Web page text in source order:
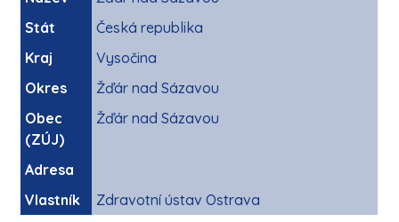
Stát
Česká republika
Kraj
Vysočina
Okres
Žďár nad Sázavou
Obec
(ZÚJ)
Žďár nad Sázavou
Adresa
Vlastník
Zdravotní ústav Ostrava